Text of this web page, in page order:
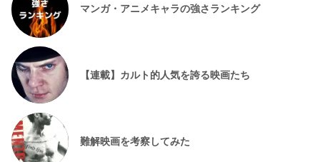
マンガ・アニメキャラの強さランキング
【連載】カルト的人気を誇る映画たち
難解映画を考察してみた